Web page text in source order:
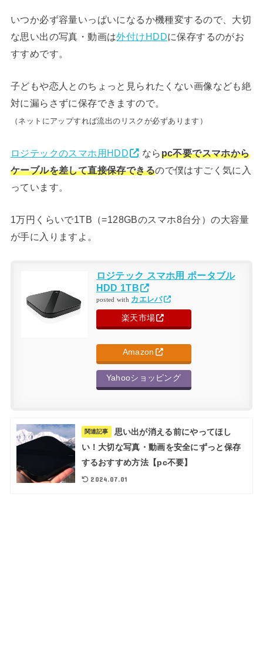
いつか必ず容量いっぱいになるか機種変するので、大切
な思い出の写真・動画は外付けHDDに保存するのがお
すすめです。
子どもや恋人とのちょっと見られたくない画像なども絶
対に漏らさずに保存できますので。
（ネットにアップすれば流出のリスクが必ずあります）
ロジテックのスマホ用HDD ならpc不要でスマホから
ケーブルを差して直接保存できるので僕はすごく気に入
っています。
1万円くらいで1TB（=128GBのスマホ8台分）の大容量
が手に入りますよ。
ロジテック スマホ用 ポータブル
HDD 1TB
posted with カエレバ
楽天市場
Amazon
Yahooショッピング
関連記事
思い出が消える前にやってほし
い！大切な写真・動画を安全にずっと保存
するおすすめ方法【pc不要】
2024.07.01